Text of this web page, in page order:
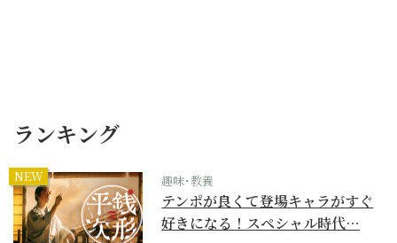
ランキング
NEW 趣味･教養
テンポが良くて登場キャラがすぐ
好きになる！スペシャル時代…